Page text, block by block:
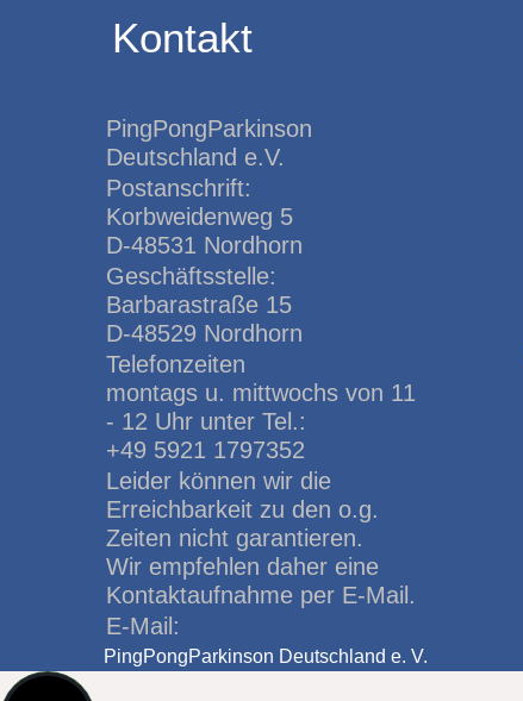
Kontakt
PingPongParkinson
Deutschland e.V.
Postanschrift:
Korbweidenweg 5
D-48531 Nordhorn
Geschäftsstelle:
Barbarastraße 15
D-48529 Nordhorn
Telefonzeiten
montags u. mittwochs von 11
- 12 Uhr unter Tel.:
+49 5921 1797352
Leider können wir die
Erreichbarkeit zu den o.g.
Zeiten nicht garantieren.
Wir empfehlen daher eine
Kontaktaufnahme per E-Mail.
E-Mail:
PingPongParkinson Deutschland e. V.